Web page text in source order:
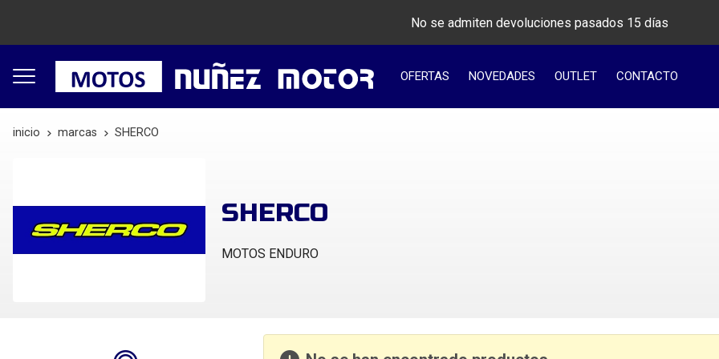
No se admiten devoluciones pasados 15 días
OFERTAS NOVEDADES OUTLET CONTACTO
inicio marcas SHERCO
SHERCO
MOTOS ENDURO